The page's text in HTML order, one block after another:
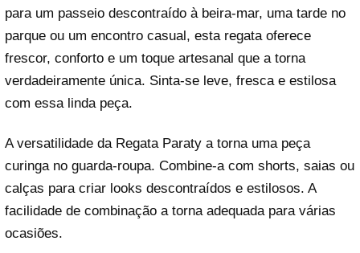
para um passeio descontraído à beira-mar, uma tarde no
parque ou um encontro casual, esta regata oferece
frescor, conforto e um toque artesanal que a torna
verdadeiramente única. Sinta-se leve, fresca e estilosa
com essa linda peça.
A versatilidade da Regata Paraty a torna uma peça
curinga no guarda-roupa. Combine-a com shorts, saias ou
calças para criar looks descontraídos e estilosos. A
facilidade de combinação a torna adequada para várias
ocasiões.